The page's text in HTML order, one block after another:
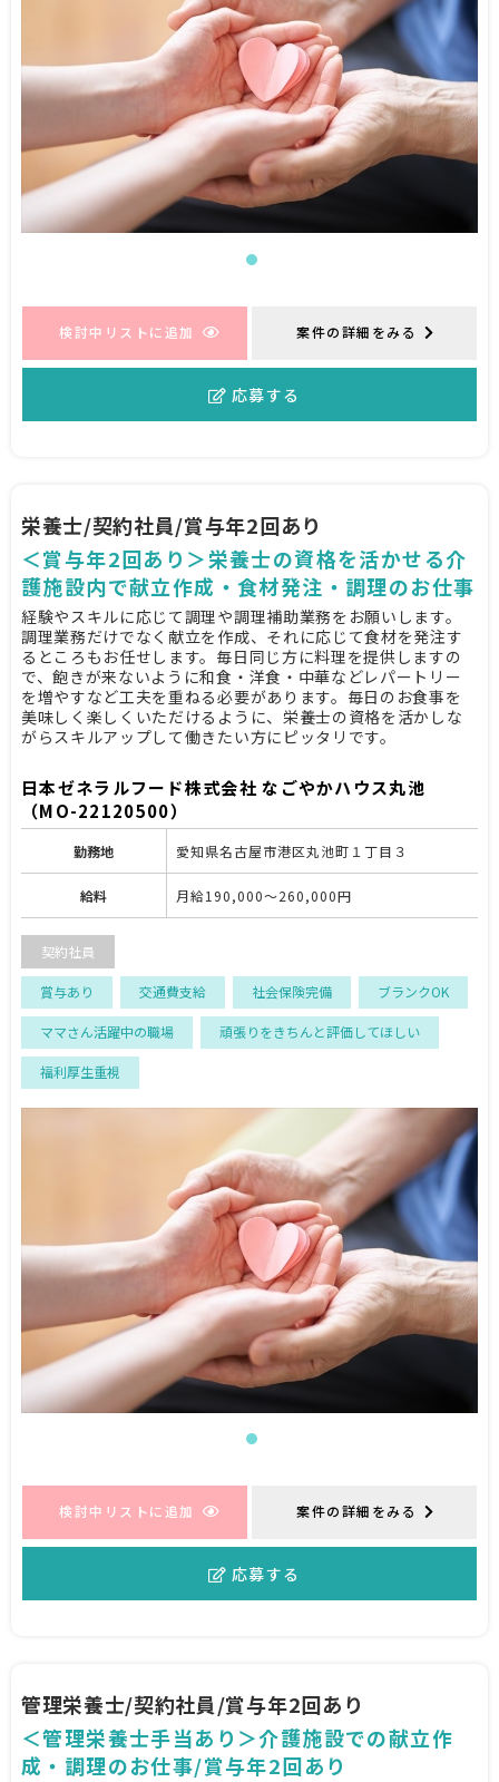
応募する
検討中リストに追加 案件の詳細をみる
栄養士/契約社員/賞与年2回あり
＜賞与年2回あり＞栄養士の資格を活かせる介
護施設内で献立作成・食材発注・調理のお仕事
経験やスキルに応じて調理や調理補助業務をお願いします。
調理業務だけでなく献立を作成、それに応じて食材を発注す
るところもお任せします。毎日同じ方に料理を提供しますの
で、飽きが来ないように和食・洋食・中華などレパートリー
を増やすなど工夫を重ねる必要があります。毎日のお食事を
美味しく楽しくいただけるように、栄養士の資格を活かしな
がらスキルアップして働きたい方にピッタリです。
日本ゼネラルフード株式会社 なごやかハウス丸池
（MO-22120500）
勤務地 愛知県名古屋市港区丸池町１丁目３
給料 月給190,000～260,000円
契約社員
賞与あり 交通費支給 社会保険完備 ブランクOK
ママさん活躍中の職場 頑張りをきちんと評価してほしい
福利厚生重視
応募する
検討中リストに追加 案件の詳細をみる
管理栄養士/契約社員/賞与年2回あり
＜管理栄養士手当あり＞介護施設での献立作
成・調理のお仕事/賞与年2回あり